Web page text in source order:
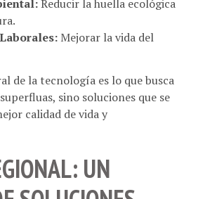
de la tecnología es lo que busca
sino soluciones que se
calidad de vida y
UN
SOLUCIONES